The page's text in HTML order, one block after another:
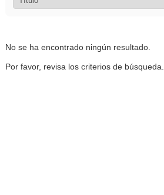
No se ha encontrado ningún resultado.
Por favor, revisa los criterios de búsqueda.